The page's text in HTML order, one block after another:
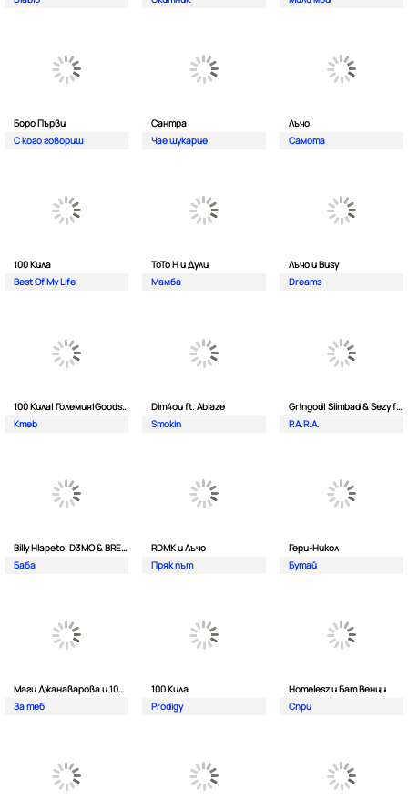
Боро Първи
С кого говориш
Сантра
Чае шукарие
Лъчо
Самота
100 Кила
Best Of My Life
ToTo H и Дули
Мамба
Лъчо и Busy
Dreams
100 Кила| Големия|Goodslav и 2 Лица
Kmeb
Dim4ou ft. Ablaze
Smokin
Gr!ngod| Siimbad & Sezy ft. Djaany
P.A.R.A.
Billy Hlapeto| D3MO & BREVIS
Баба
RDMK и Лъчо
Пряк път
Гери-Никол
Бутай
Маги Джанаварова и 100 Кила
За теб
100 Кила
Prodigy
Homelesz и Бат Венци
Спри